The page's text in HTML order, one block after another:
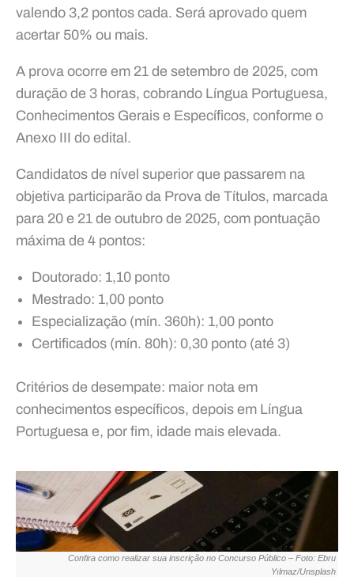
valendo 3,2 pontos cada. Será aprovado quem
acertar 50% ou mais.
A prova ocorre em 21 de setembro de 2025, com
duração de 3 horas, cobrando Língua Portuguesa,
Conhecimentos Gerais e Específicos, conforme o
Anexo III do edital.
Candidatos de nível superior que passarem na
objetiva participarão da Prova de Títulos, marcada
para 20 e 21 de outubro de 2025, com pontuação
máxima de 4 pontos:
Doutorado: 1,10 ponto
Mestrado: 1,00 ponto
Especialização (mín. 360h): 1,00 ponto
Certificados (mín. 80h): 0,30 ponto (até 3)
Critérios de desempate: maior nota em
conhecimentos específicos, depois em Língua
Portuguesa e, por fim, idade mais elevada.
Confira como realizar sua inscrição no Concurso Público – Foto: Ebru
Yılmaz/Unsplash